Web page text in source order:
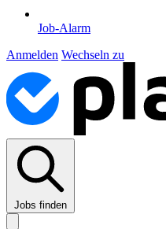
Job-Alarm
Anmelden Wechseln zu
Jobs finden